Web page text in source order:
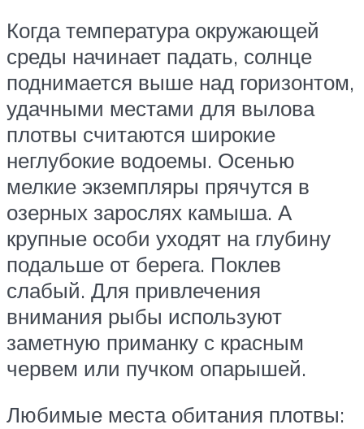
Когда температура окружающей
среды начинает падать, солнце
поднимается выше над горизонтом,
удачными местами для вылова
плотвы считаются широкие
неглубокие водоемы. Осенью
мелкие экземпляры прячутся в
озерных зарослях камыша. А
крупные особи уходят на глубину
подальше от берега. Поклев
слабый. Для привлечения
внимания рыбы используют
заметную приманку с красным
червем или пучком опарышей.
Любимые места обитания плотвы: